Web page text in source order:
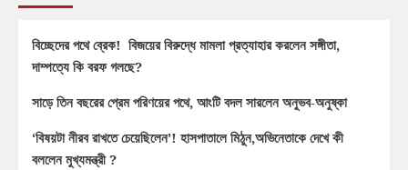
বিচ্ছেদের পথে ব্রেক! বিজয়ের বিরুদ্ধে মামলা প্রত্যাহার করলেন সঙ্গীতা,
দাম্পত্যে কি বরফ গলছে?
সাড়ে তিন বছরের প্রেম পরিণয়ের পথে, আংটি বদল সারলেন অনুভব-অনুষ্কা
‘বিষয়টা নীরব রাখতে চেয়েছিলেন’! হাসপাতালে মিঠুন,অভিনেতাকে দেখে কী
বললেন মুখ্যমন্ত্রী ?